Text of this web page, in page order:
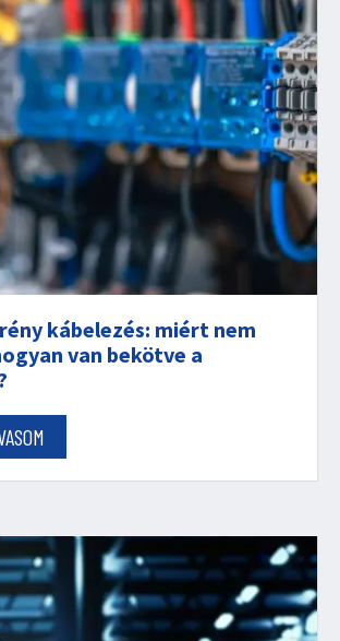
kábelezés: miért nem
van bekötve a